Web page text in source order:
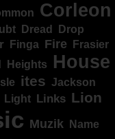
Corleon
Dread Drop
Finga Fire Frasier
Heights House
ites Jackson
Light Links Lion
Muzik Name